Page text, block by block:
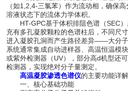
（如1,2,4-三氯苯）作为流动相，确保
溶液状态下的流体力学体积。
HT-GPC基于体积排阻色谱（SEC）
充有多孔凝胶颗粒的色谱柱后，不同尺
进入凝胶孔洞而产生路径差异——大分子
系统通常集成自动进样器、高温恒温模
或紫外检测器（UV），部分高d机型还
检测器，实现绝对分子量测定。
高温凝胶渗透色谱仪的主要功能详解
一、核心基础功能